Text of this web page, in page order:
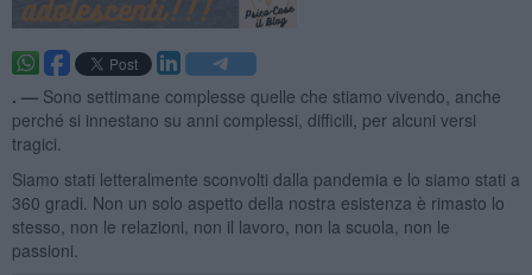
. — Sono settimane complesse quelle che stiamo vivendo, anche
perché si innestano su anni complessi, difficili, per alcuni versi
tragici.
Siamo stati letteralmente sconvolti dalla pandemia e lo siamo stati a
360 gradi. Non un solo aspetto della nostra esistenza è rimasto lo
stesso, non le relazioni, non il lavoro, non la scuola, non le
passioni.